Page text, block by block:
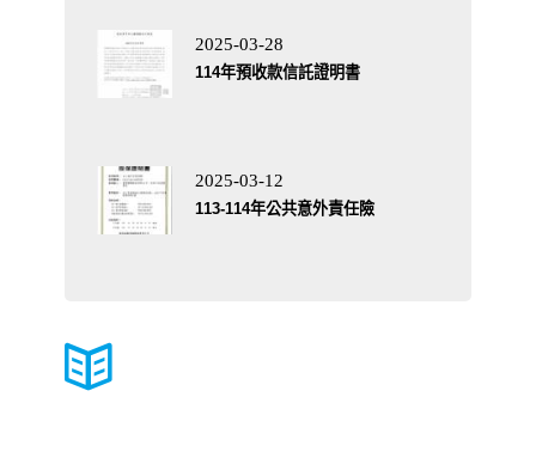
2025-03-28
114年預收款信託證明書
2025-03-12
113-114年公共意外責任險